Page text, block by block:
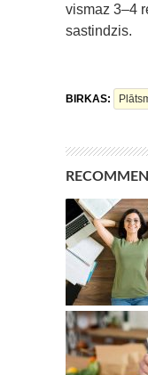
vismaz 3–4
sastindzis.
BIRKAS: